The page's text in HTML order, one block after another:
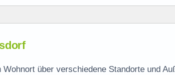
über verschiedene Standorte und